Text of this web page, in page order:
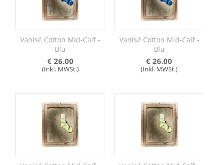
Vanisé Cotton Mid-Calf -
Blu
€ 26.00
(Inkl. MWSt.)
Vanisé Cotton Mid-Calf -
Blu
€ 26.00
(Inkl. MWSt.)